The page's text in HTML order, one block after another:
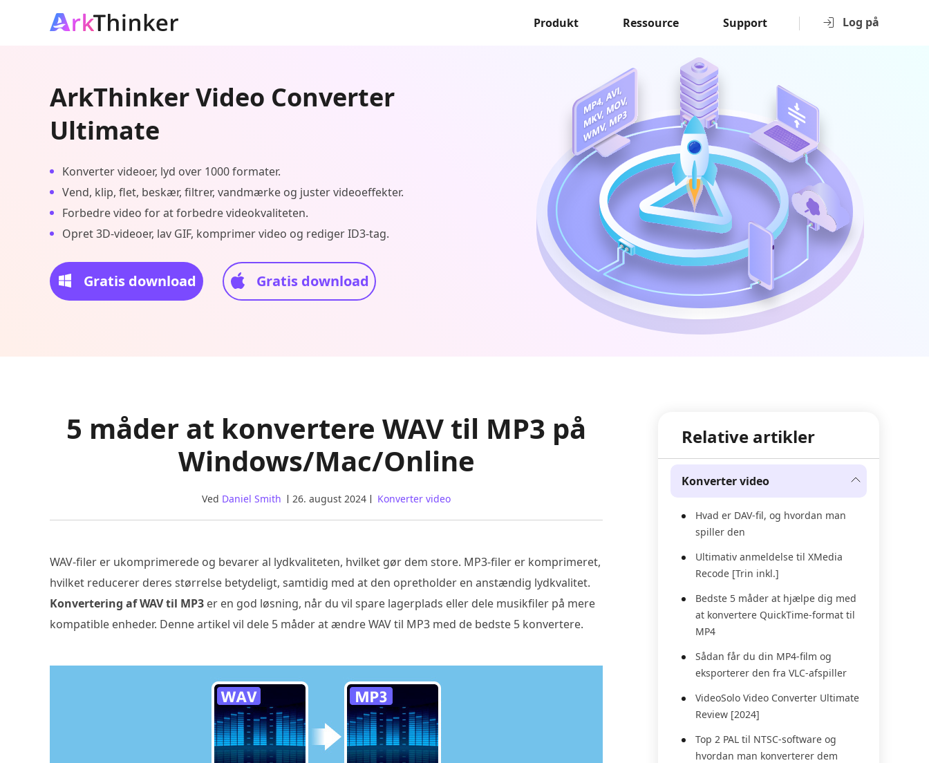
Log på
Produkt Ressource Support
ArkThinker Video Converter
Ultimate
Konverter videoer, lyd over 1000 formater.
Vend, klip, flet, beskær, filtrer, vandmærke og juster videoeffekter.
Forbedre video for at forbedre videokvaliteten.
Opret 3D-videoer, lav GIF, komprimer video og rediger ID3-tag.
Gratis download Gratis download
5 måder at konvertere WAV til MP3 på
Windows/Mac/Online
Ved Daniel Smith 26. august 2024 Konverter video
WAV-filer er ukomprimerede og bevarer al lydkvaliteten, hvilket gør dem store. MP3-filer er komprimeret,
hvilket reducerer deres størrelse betydeligt, samtidig med at den opretholder en anstændig lydkvalitet.
Konvertering af WAV til MP3 er en god løsning, når du vil spare lagerplads eller dele musikfiler på mere
kompatible enheder. Denne artikel vil dele 5 måder at ændre WAV til MP3 med de bedste 5 konvertere.
Relative artikler
Konverter video
Hvad er DAV-fil, og hvordan man
spiller den
Ultimativ anmeldelse til XMedia
Recode [Trin inkl.]
Bedste 5 måder at hjælpe dig med
at konvertere QuickTime-format til
MP4
Sådan får du din MP4-film og
eksporterer den fra VLC-afspiller
VideoSolo Video Converter Ultimate
Review [2024]
Top 2 PAL til NTSC-software og
hvordan man konverterer dem